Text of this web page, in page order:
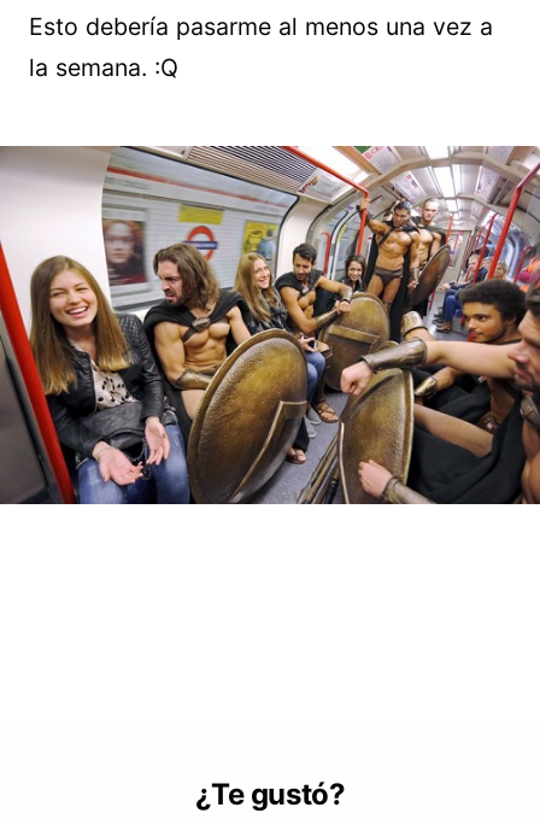
Esto debería pasarme al menos una vez a
la semana. :Q
¿Te gustó?